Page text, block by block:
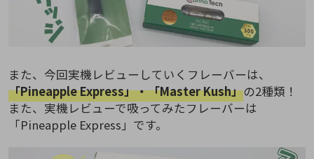
また、今回実機レビューしていくフレーバーは、
「Pineapple Express」・「Master Kush」の2種類！
また、実機レビューで吸ってみたフレーバーは
「Pineapple Express」です。